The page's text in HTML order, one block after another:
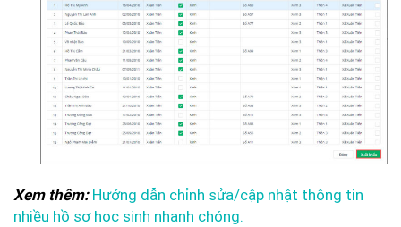
Xem thêm: Hướng dẫn chỉnh sửa/cập nhật thông tin
nhiều hồ sơ học sinh nhanh chóng.